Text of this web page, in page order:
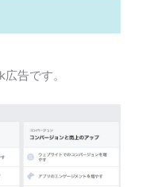
告です。